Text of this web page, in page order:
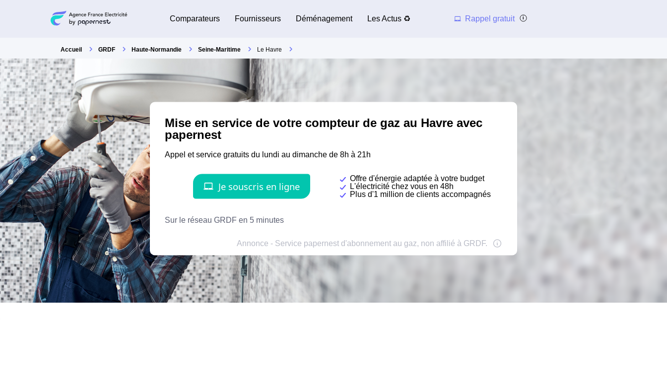
Comparateurs Fournisseurs Déménagement Les Actus ♻️ Rappel gratuit
Accueil GRDF Haute-Normandie Seine-Maritime Le Havre